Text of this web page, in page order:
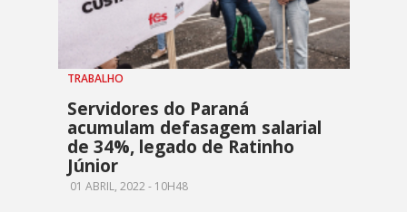
TRABALHO
Servidores do Paraná
acumulam defasagem salarial
de 34%, legado de Ratinho
Júnior
01 ABRIL, 2022 - 10H48